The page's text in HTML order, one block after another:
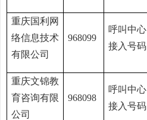
重庆国利网
络信息技术
有限公司
968099
呼叫中心
接入号码
重庆文锦教
育咨询有限
公司
968098
呼叫中心
接入号码